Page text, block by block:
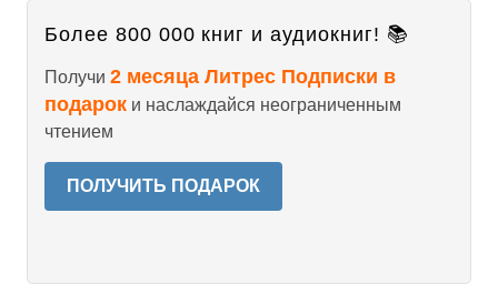
Более 800 000 книг и аудиокниг! 📚
Получи 2 месяца Литрес Подписки в
подарок и наслаждайся неограниченным
чтением
ПОЛУЧИТЬ ПОДАРОК